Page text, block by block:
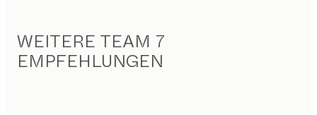
WEITERE TEAM 7
EMPFEHLUNGEN